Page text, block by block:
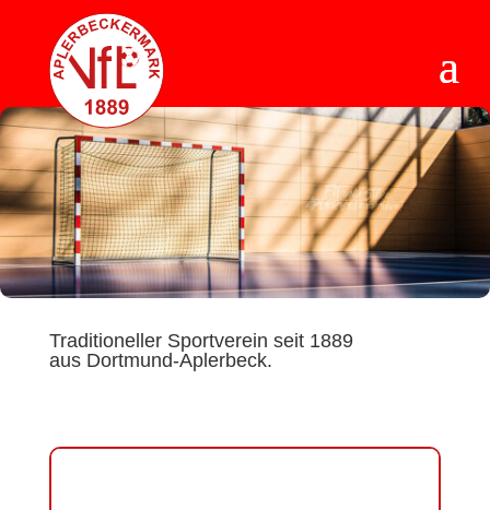
Traditioneller Sportverein seit 1889
aus Dortmund-Aplerbeck.